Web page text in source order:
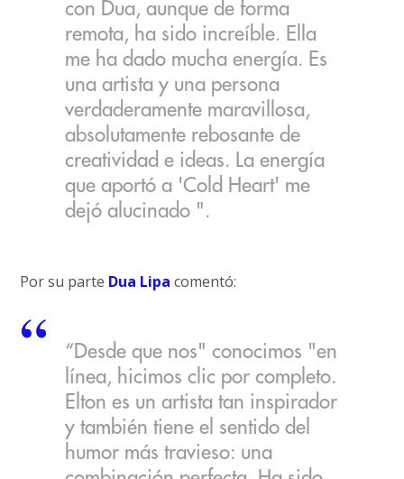
con Dua, aunque de forma
remota, ha sido increíble. Ella
me ha dado mucha energía. Es
una artista y una persona
verdaderamente maravillosa,
absolutamente rebosante de
creatividad e ideas. La energía
que aportó a 'Cold Heart' me
dejó alucinado ".
Por su parte Dua Lipa comentó:
“Desde que nos" conocimos "en
línea, hicimos clic por completo.
Elton es un artista tan inspirador
y también tiene el sentido del
humor más travieso: una